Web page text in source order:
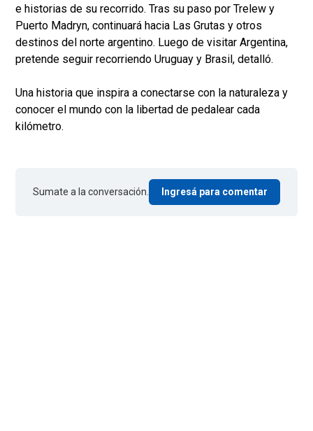
e historias de su recorrido. Tras su paso por Trelew y
Puerto Madryn, continuará hacia Las Grutas y otros
destinos del norte argentino. Luego de visitar Argentina,
pretende seguir recorriendo Uruguay y Brasil, detalló.
Una historia que inspira a conectarse con la naturaleza y
conocer el mundo con la libertad de pedalear cada
kilómetro.
Sumate a la conversación. Ingresá para comentar